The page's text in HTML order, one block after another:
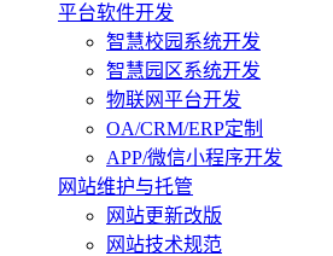
平台软件开发
智慧校园系统开发
智慧园区系统开发
物联网平台开发
OA/CRM/ERP定制
APP/微信小程序开发
网站维护与托管
网站更新改版
网站技术规范